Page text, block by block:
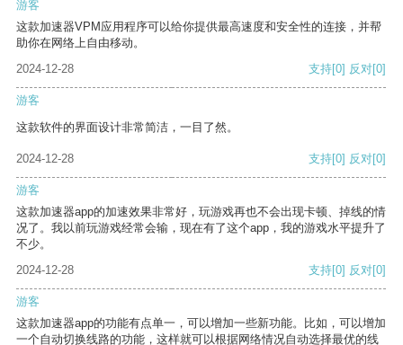
游客
这款加速器VPM应用程序可以给你提供最高速度和安全性的连接，并帮
助你在网络上自由移动。
2024-12-28
支持[0] 反对[0]
游客
这款软件的界面设计非常简洁，一目了然。
2024-12-28 支持[0] 反对[0]
游客
这款加速器app的加速效果非常好，玩游戏再也不会出现卡顿、掉线的情
况了。我以前玩游戏经常会输，现在有了这个app，我的游戏水平提升了
不少。
2024-12-28
支持[0] 反对[0]
游客
这款加速器app的功能有点单一，可以增加一些新功能。比如，可以增加
一个自动切换线路的功能，这样就可以根据网络情况自动选择最优的线